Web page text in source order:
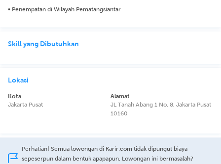
• Penempatan di Wilayah Pematangsiantar
Skill yang Dibutuhkan
Lokasi
Kota
Jakarta Pusat
Alamat
JL Tanah Abang 1 No. 8, Jakarta Pusat
10160
Perhatian! Semua lowongan di Karir.com tidak dipungut biaya
sepeserpun dalam bentuk apapapun. Lowongan ini bermasalah?